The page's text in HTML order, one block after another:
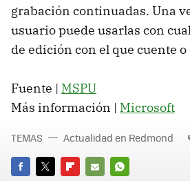
grabación continuadas. Una
usuario puede usarlas con
de edición con el que cuente
Fuente | MSPU
Más información | Microsoft
TEMAS Actualidad en Redmond